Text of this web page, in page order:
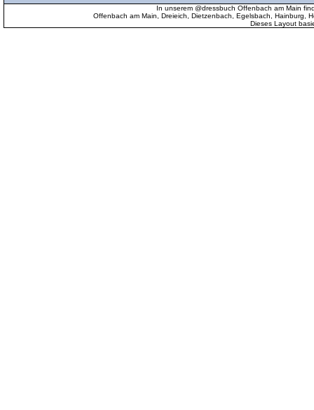
In unserem @dressbuch Offenbach am Main
Offenbach am Main, Dreieich, Dietzenbach, Egelsbach, Hainburg,
Dieses Layout